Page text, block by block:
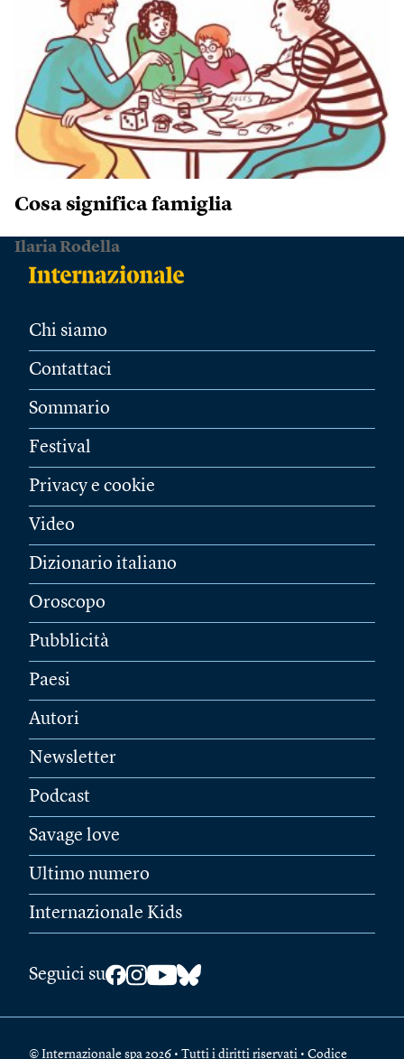
Cosa significa famiglia
Ilaria Rodella
Chi siamo
Contattaci
Sommario
Festival
Privacy e cookie
Video
Dizionario italiano
Oroscopo
Pubblicità
Paesi
Autori
Newsletter
Podcast
Savage love
Ultimo numero
Internazionale Kids
Seguici su
© Internazionale spa 2026 • Tutti i diritti riservati • Codice